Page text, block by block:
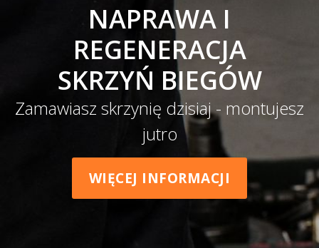
NAPRAWA I
REGENERACJA
SKRZYŃ BIEGÓW
Zamawiasz skrzynię dzisiaj - montujesz
jutro
WIĘCEJ INFORMACJI